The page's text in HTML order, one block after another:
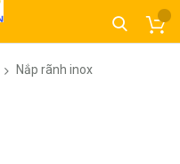
Nắp rãnh inox